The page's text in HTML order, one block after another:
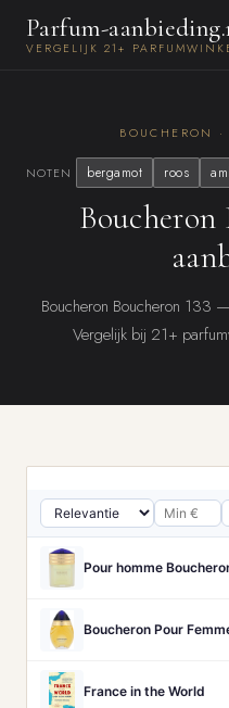
Parfum-
VERGELIJK 21+
BOUCHERON
NOTEN bergamot roos
Boucheron
Boucheron Boucheron 133
Vergelijk bij 21+
France in the World